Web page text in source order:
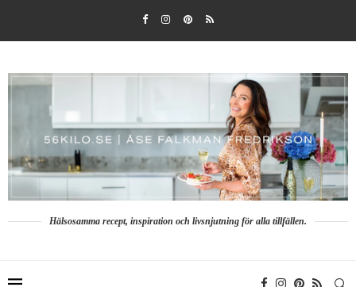
Hälsosamma recept, inspiration och livsnjutning för alla tillfällen.